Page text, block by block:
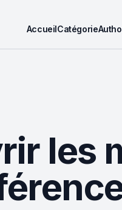
AccueilCatégorie
les